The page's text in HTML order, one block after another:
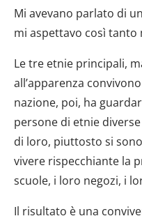
Mi avevano parlato di
mi aspettavo così tanto
Le tre etnie principali,
all’apparenza
nazione, poi, ha
persone di etnie
di loro, piuttosto si
vivere rispecchiante la
scuole, i loro negozi, i
Il risultato è una